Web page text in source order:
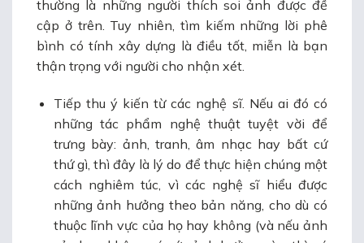
thường là những người thích soi ảnh được đề
cập ở trên. Tuy nhiên, tìm kiếm những lời phê
bình có tính xây dựng là điều tốt, miễn là bạn
thận trọng với người cho nhận xét.
Tiếp thu ý kiến từ các nghệ sĩ. Nếu ai đó có
những tác phẩm nghệ thuật tuyệt vời để
trưng bày: ảnh, tranh, âm nhạc hay bất cứ
thứ gì, thì đây là lý do để thực hiện chúng một
cách nghiêm túc, vì các nghệ sĩ hiểu được
những ảnh hưởng theo bản năng, cho dù có
thuộc lĩnh vực của họ hay không (và nếu ảnh